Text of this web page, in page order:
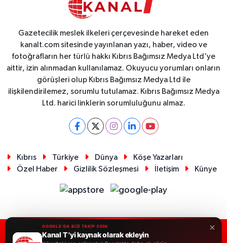
Gazetecilik meslek ilkeleri çerçevesinde hareket eden
kanalt.com sitesinde yayınlanan yazı, haber, video ve
fotoğrafların her türlü hakkı Kıbrıs Bağımsız Medya Ltd'ye
aittir, izin alınmadan kullanılamaz. Okuyucu yorumları onların
görüşleri olup Kıbrıs Bağımsız Medya Ltd ile
ilişkilendirilemez, sorumlu tutulamaz. Kıbrıs Bağımsız Medya
Ltd. harici linklerin sorumluluğunu almaz.
Kıbrıs Türkiye Dünya
Köşe Yazarları
Özel Haber
Gizlilik Sözleşmesi İletişim Künye
RSS Copyright © 2026. Her hakkı saklıdır.
×
GOOGLE'DA BİZİ TAKİP EDİN
Kanal T 'yi kaynak olarak ekleyin